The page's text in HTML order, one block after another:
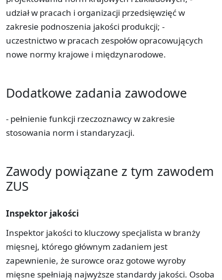
udział w pracach i organizacji przedsięwzięć w
zakresie podnoszenia jakości produkcji; -
uczestnictwo w pracach zespołów opracowujących
nowe normy krajowe i międzynarodowe.
Dodatkowe zadania zawodowe
- pełnienie funkcji rzeczoznawcy w zakresie
stosowania norm i standaryzacji.
Zawody powiązane z tym zawodem
ZUS
Inspektor jakości
Inspektor jakości to kluczowy specjalista w branży
mięsnej, którego głównym zadaniem jest
zapewnienie, że surowce oraz gotowe wyroby
mięsne spełniają najwyższe standardy jakości. Osoba